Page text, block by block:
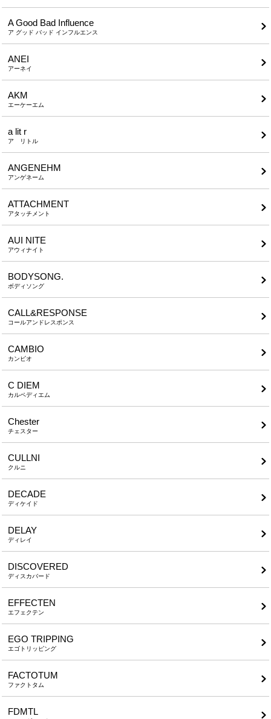
A Good Bad Influence
ア グッド バッド インフルエンス
ANEI
アーネイ
AKM
エーケーエム
a lit r
ア リトル
ANGENEHM
アンゲネーム
ATTACHMENT
アタッチメント
AUI NITE
アウィナイト
BODYSONG.
ボディソング
CALL&RESPONSE
コールアンドレスポンス
CAMBIO
カンビオ
C DIEM
カルペディエム
Chester
チェスター
CULLNI
クルニ
DECADE
ディケイド
DELAY
ディレイ
DISCOVERED
ディスカバード
EFFECTEN
エフェクテン
EGO TRIPPING
エゴトリッピング
FACTOTUM
ファクトタム
FDMTL